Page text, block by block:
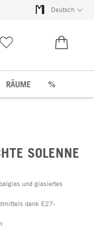
Deutsch
RÄUME %
SOLENNE
und glasiertes
dank E27-